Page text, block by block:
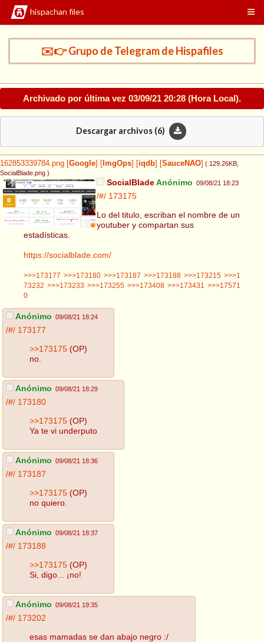
hispachan files
✉️👉 Grupo de Telegram de Hispafiles
Archivado por última vez 03/09/21 20:28 (Hora Local).
Descargar archivos (6)
162853339784.png Google ImgOps iqdb SauceNAO ( 129.26KB
SocialBlade.png )
SocialBladeAnónimo 09/08/21 18:23
/#/ 173175
Lo del titulo, escriban el nombre de un
youtuber y compartan sus
estadísticas.
https://socialblade.com/
>>>173177 >>>173180 >>>173187 >>>173188 >>>173215 >>>1
73232 >>>173233 >>>173255 >>>173408 >>>173431
>>>17571
0
Anónimo 09/08/21 18:24
/#/ 173177
>>173175 (OP)
no.
Anónimo 09/08/21 18:29
/#/ 173180
>>173175 (OP)
Ya te vi underputo
Anónimo 09/08/21 18:36
/#/ 173187
>>173175 (OP)
no quiero.
Anónimo 09/08/21 18:37
/#/ 173188
>>173175 (OP)
Si, digo... ¡no!
Anónimo 09/08/21 19:35
/#/ 173202
esas mamadas se dan abajo negro :/